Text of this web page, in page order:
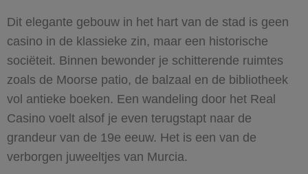
Dit elegante gebouw in het hart van de stad is geen
casino in de klassieke zin, maar een historische
sociëteit. Binnen bewonder je schitterende ruimtes
zoals de Moorse patio, de balzaal en de bibliotheek
vol antieke boeken. Een wandeling door het Real
Casino voelt alsof je even terugstapt naar de
grandeur van de 19e eeuw. Het is een van de
verborgen juweeltjes van Murcia.